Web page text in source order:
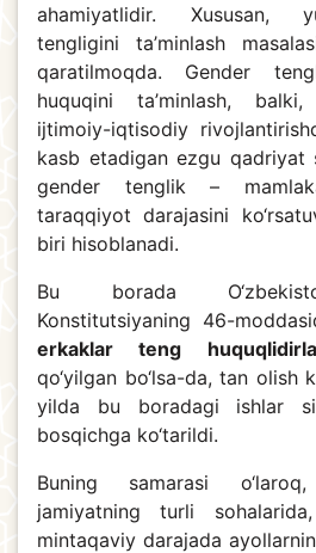
ahamiyatlidir. Xususan,
tengligini ta’minlash
qaratilmoqda. Gender
huquqini ta’minlash,
ijtimoiy-iqtisodiy
kasb etadigan ezgu qadriyat
gender tenglik –
taraqqiyot darajasini
biri hisoblanadi.
Bu borada
Konstitutsiyaning 46-
erkaklar teng
qo‘yilgan bo‘lsa-da, tan olish
yilda bu boradagi ishlar
bosqichga ko‘tarildi.
Buning samarasi
jamiyatning turli
mintaqaviy darajada